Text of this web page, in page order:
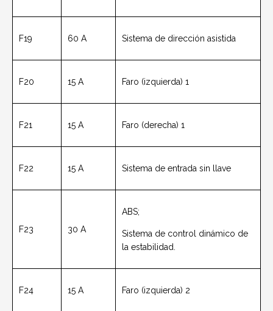
F19 60 A Sistema de dirección asistida
F20 15 A Faro (izquierda) 1
F21 15 A Faro (derecha) 1
F22 15 A Sistema de entrada sin llave
F23 30 A
ABS;
Sistema de control dinámico de
la estabilidad.
F24 15 A Faro (izquierda) 2